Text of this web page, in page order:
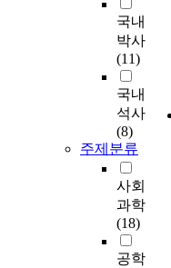
국내
박사
(11)
국내
석사
(8)
주제분류
사회
과학
(18)
공학